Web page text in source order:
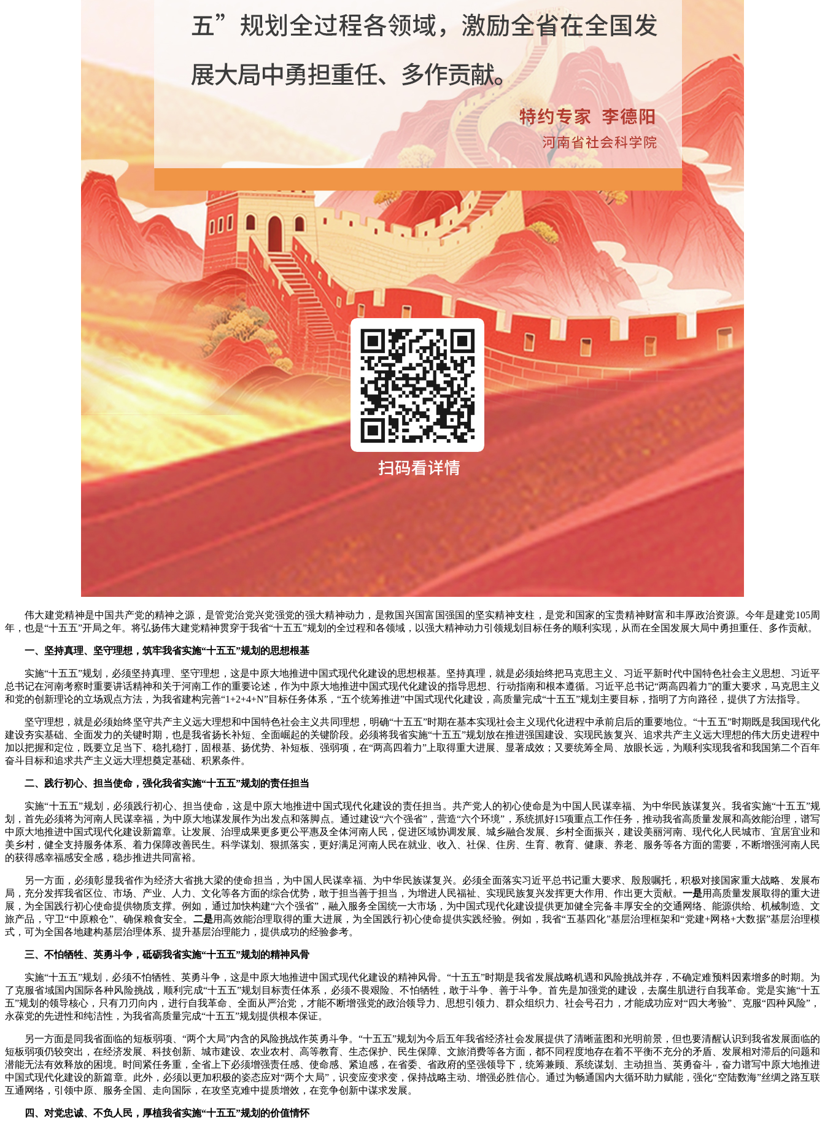
伟大建党精神是中国共产党的精神之源，是管党治党兴党强党的强大精神动力，是救国兴国富国强国的坚实精神支柱，是党和国家的宝贵精神财富和丰厚政治资源。今年是建党105周
年，也是“十五五”开局之年。 将弘扬伟大建党精神贯穿于我省“十五五”规划的全过程和各领域，以强大精神动力引领规划目标任务的顺利实现，从而在全国发展大局中勇担重任、多作贡献。
一、坚持真理、坚守理想，筑牢我省实施“十五五”规划的思想根基
实施“十五五”规划，必须坚持真理、坚守理想，这是中原大地推进中国式现代化建设的思想根基。坚持真理，就是必须始终把马克思主义、习近平新时代中国特色社会主义思想、习近平
总书记在河南考察时重要讲话精神和关于河南工作的重要论述，作为中原大地推进中国式现代化建设的指导思想、行动指南和根本遵循。习近平总书记“两高四着力”的重大要求，马克思主义
和党的创新理论的立场观点方法，为我省建构完善“1+2+4+N”目标任务体系，“五个统筹推进”中国式现代化建设，高质量完成“十五五”规划主要目标，指明了方向路径，提供了方法指导。
坚守理想，就是必须始终坚守共产主义远大理想和中国特色社会主义共同理想，明确“十五五”时期在基本实现社会主义现代化进程中承前启后的重要地位。“十五五”时期既是我国现代化
建设夯实基础、全面发力的关键时期，也是我省扬长补短、全面崛起的关键阶段。必须将我省实施“十五五”规划放在推进强国建设、实现民族复兴、追求共产主义远大理想的伟大历史进程中
加以把握和定位，既要立足当下、稳扎稳打，固根基、扬优势、补短板、强弱项，在“两高四着力”上取得重大进展、显著成效；又要统筹全局、放眼长远，为顺利实现我省和我国第二个百年
奋斗目标和追求共产主义远大理想奠定基础、积累条件。
二、践行初心、担当使命，强化我省实施“十五五”规划的责任担当
实施“十五五”规划，必须践行初心、担当使命，这是中原大地推进中国式现代化建设的责任担当。共产党人的初心使命是为中国人民谋幸福、为中华民族谋复兴。我省实施“十五五”规
划，首先必须将为河南人民谋幸福，为中原大地谋发展作为出发点和落脚点。通过建设“六个强省”，营造“六个环境”，系统抓好15项重点工作任务，推动我省高质量发展和高效能治理，谱写
中原大地推进中国式现代化建设新篇章。让发展、治理成果更多更公平惠及全体河南人民，促进区域协调发展、城乡融合发展、乡村全面振兴，建设美丽河南、现代化人民城市、宜居宜业和
美乡村，健全支持服务体系、着力保障改善民生。科学谋划、狠抓落实，更好满足河南人民在就业、收入、社保、住房、生育、教育、健康、养老、服务等各方面的需要，不断增强河南人民
的获得感幸福感安全感，稳步推进共同富裕。
另一方面，必须彰显我省作为经济大省挑大梁的使命担当，为中国人民谋幸福、为中华民族谋复兴。必须全面落实习近平总书记重大要求、殷殷嘱托，积极对接国家重大战略、发展布
局，充分发挥我省区位、市场、产业、人力、文化等各方面的综合优势，敢于担当善于担当，为增进人民福祉、实现民族复兴发挥更大作用、作出更大贡献。 一是用高质量发展取得的重大进
展，为全国践行初心使命提供物质支撑。例如，通过加快构建“六个强省”，融入服务全国统一大市场，为中国式现代化建设提供更加健全完备丰厚安全的交通网络、能源供给、机械制造、文
旅产品，守卫“中原粮仓”、确保粮食安全。 二是用高效能治理取得的重大进展，为全国践行初心使命提供实践经验。例如，我省“五基四化”基层治理框架和“党建+网格+大数据”基层治理模
式，可为全国各地建构基层治理体系、提升基层治理能力，提供成功的经验参考。
三、不怕牺牲、英勇斗争，砥砺我省实施“十五五”规划的精神风骨
实施“十五五”规划，必须不怕牺牲、英勇斗争，这是中原大地推进中国式现代化建设的精神风骨。“十五五”时期是我省发展战略机遇和风险挑战并存，不确定难预料因素增多的时期。为
了克服省域国内国际各种风险挑战，顺利完成“十五五”规划目标责任体系，必须不畏艰险、不怕牺牲，敢于斗争、善于斗争。首先是加强党的建设，去腐生肌进行自我革命。党是实施“十五
五”规划的领导核心，只有刀刃向内，进行自我革命、全面从严治党，才能不断增强党的政治领导力、思想引领力、群众组织力、社会号召力，才能成功应对“四大考验”、克服“四种风险”，
永葆党的先进性和纯洁性，为我省高质量完成“十五五”规划提供根本保证。
另一方面是同我省面临的短板弱项、“两个大局”内含的风险挑战作英勇斗争。“十五五”规划为今后五年我省经济社会发展提供了清晰蓝图和光明前景，但也要清醒认识到我省发展面临的
短板弱项仍较突出，在经济发展、科技创新、城市建设、农业农村、高等教育、生态保护、民生保障、文旅消费等各方面，都不同程度地存在着不平衡不充分的矛盾、发展相对滞后的问题和
潜能无法有效释放的困境。时间紧任务重，全省上下必须增强责任感、使命感、紧迫感，在省委、省政府的坚强领导下，统筹兼顾、系统谋划、主动担当、英勇奋斗，奋力谱写中原大地推进
中国式现代化建设的新篇章。此外，必须以更加积极的姿态应对“两个大局”，识变应变求变，保持战略主动、增强必胜信心。通过为畅通国内大循环助力赋能，强化“空陆数海”丝绸之路互联
互通网络，引领中原、服务全国、走向国际，在攻坚克难中提质增效，在竞争创新中谋求发展。
四、对党忠诚、不负人民，厚植我省实施“十五五”规划的价值情怀